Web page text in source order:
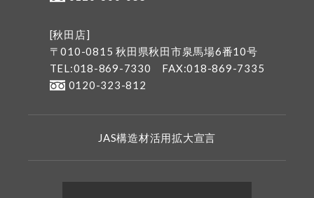
[秋田店]
〒010-0815 秋田県秋田市泉馬場6番10号
TEL:018-869-7330
FAX:018-869-7335
0120-323-812
JAS構造材活用拡大宣言